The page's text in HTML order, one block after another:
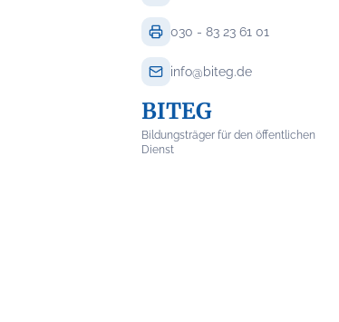
030 - 83 23 61 01
info@biteg.de
BITEG
Bildungsträger für den öffentlichen
Dienst